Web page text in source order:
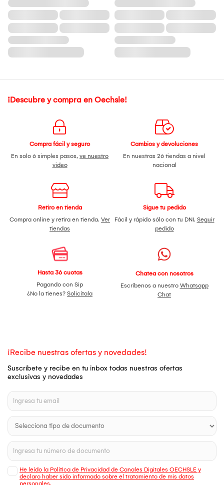
¡Descubre y compra en Oechsle!
Compra fácil y seguro
En solo 6 simples pasos, ve nuestro
video
Cambios y devoluciones
En nuestras 26 tiendas a nivel
nacional
Retiro en tienda
Compra online y retira en tienda. Ver
tiendas
Sigue tu pedido
Fácil y rápido sólo con tu DNI. Seguir
pedido
Hasta 36 cuotas
Pagando con Sip
¿No la tienes? Solicítala
Chatea con nosotros
Escríbenos a nuestro Whatsapp
Chat
¡Recibe nuestras ofertas y novedades!
Suscríbete y recibe en tu inbox todas nuestras ofertas
exclusivas y novedades
He leído la Política de Privacidad de Canales Digitales OECHSLE y
declaro haber sido informado sobre el tratamiento de mis datos
personales.